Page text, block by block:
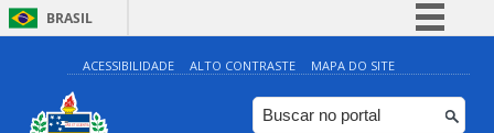
BRASIL
Simplifique!
Comunica BR
ACESSIBILIDADE ALTO CONTRASTE MAPA DO SITE